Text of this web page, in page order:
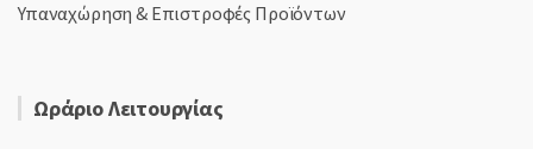
Υπαναχώρηση & Επιστροφές Προϊόντων
Ωράριο Λειτουργίας